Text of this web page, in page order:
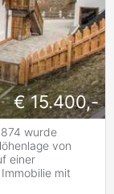
€ 15.400,-
wurde
von
einer
mit